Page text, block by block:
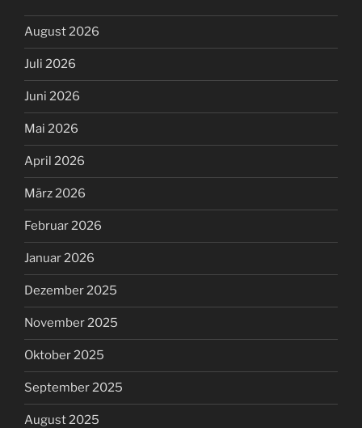
August 2026
Juli 2026
Juni 2026
Mai 2026
April 2026
März 2026
Februar 2026
Januar 2026
Dezember 2025
November 2025
Oktober 2025
September 2025
August 2025